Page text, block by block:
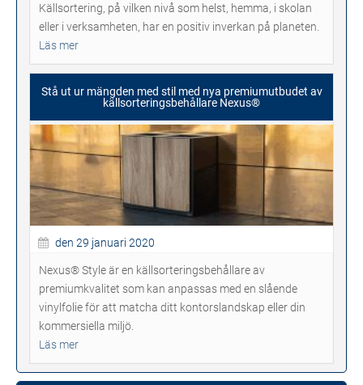
Källsortering, på vilken nivå som helst, hemma, i skolan
eller i verksamheten, har en positiv inverkan på planeten.
Läs mer
Stå ut ur mängden med stil med nya premiumutbudet av
källsorteringsbehållare Nexus®
den 29 januari 2020
Nexus® Style är en källsorteringsbehållare av
premiumkvalitet som kan anpassas med en slående
vinylfolie för att matcha ditt kontorslandskap eller din
kommersiella miljö.
Läs mer